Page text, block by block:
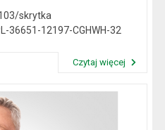
skrytka
36651-12197-CGHWH-32
Czytaj więcej